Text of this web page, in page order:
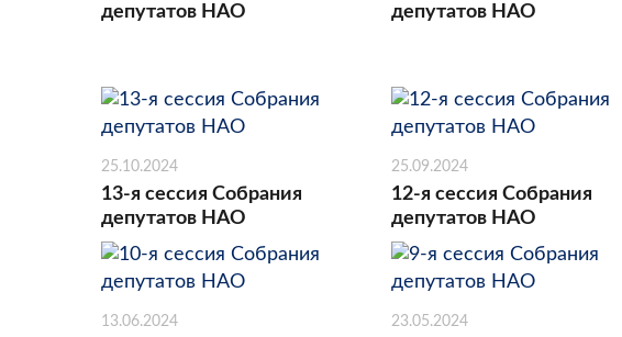
депутатов НАО
депутатов НАО
25.10.2024
13-я сессия Собрания
депутатов НАО
25.09.2024
12-я сессия Собрания
депутатов НАО
13.06.2024 23.05.2024